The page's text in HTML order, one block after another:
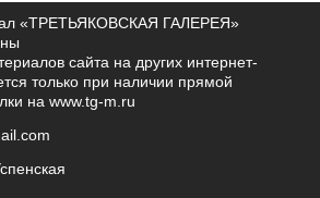
«ТРЕТЬЯКОВСКАЯ ГАЛЕРЕЯ»
сайта на других интернет-
только при наличии прямой
на www.tg-m.ru